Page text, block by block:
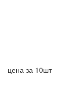
цена за 10шт